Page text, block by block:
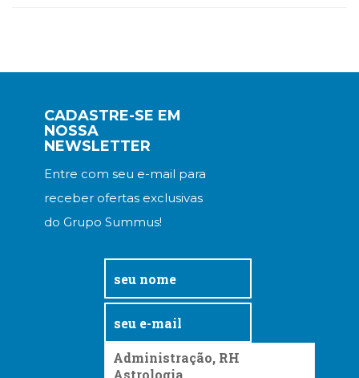
CADASTRE-SE EM
NOSSA
NEWSLETTER
Entre com seu e-mail para
receber ofertas exclusivas
do Grupo Summus!